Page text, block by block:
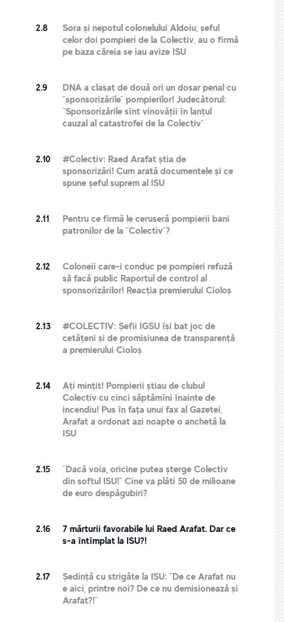
2.8
Sora și nepotul colonelului Aldoiu, șeful
celor doi pompieri de la Colectiv, au o firmă
pe baza căreia se iau avize ISU
2.9
DNA a clasat de două ori un dosar penal cu
”sponsorizările” pompierilor! Judecătorul:
"Sponsorizările sînt vinovății în lanțul
cauzal al catastrofei de la Colectiv”
2.10
#Colectiv: Raed Arafat știa de
sponsorizări! Cum arată documentele și ce
spune șeful suprem al ISU
2.11
Pentru ce firmă le ceruseră pompierii bani
patronilor de la ”Colectiv”?
2.12
Coloneii care-i conduc pe pompieri refuză
să facă public Raportul de control al
sponsorizărilor! Reacția premierului Cioloș
2.13
#COLECTIV: Șefii IGSU își bat joc de
cetățeni și de promisiunea de transparență
a premierului Cioloș
2.14
Ați mințit! Pompierii știau de clubul
Colectiv cu cinci săptămîni înainte de
incendiu! Pus în fața unui fax al Gazetei,
Arafat a ordonat azi noapte o anchetă la
ISU
2.15
”Dacă voia, oricine putea șterge Colectiv
din softul ISU!” Cine va plăti 50 de milioane
de euro despăgubiri?
2.16
7 mărturii favorabile lui Raed Arafat. Dar ce
s-a întîmplat la ISU?!
2.17
Ședință cu strigăte la ISU: ”De ce Arafat nu
e aici, printre noi? De ce nu demisionează și
Arafat?!”